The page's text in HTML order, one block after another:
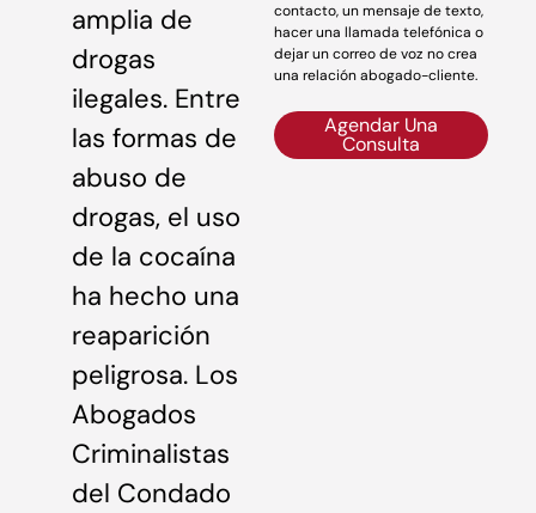
amplia de
drogas
ilegales. Entre
las formas de
abuso de
drogas, el uso
de la cocaína
ha hecho una
reaparición
peligrosa. Los
Abogados
Criminalistas
del Condado
contacto, un mensaje de texto,
hacer una llamada telefónica o
dejar un correo de voz no crea
una relación abogado-cliente.
Agendar Una
Consulta